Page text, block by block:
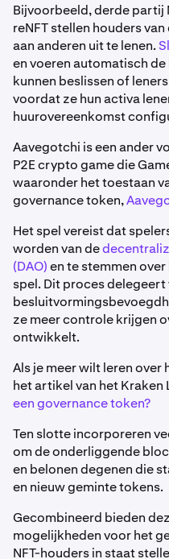
Bijvoorbeeld, derde partij
reNFT stellen houders
aan anderen uit te lenen.
en voeren automatisch
kunnen beslissen of
voordat ze hun activa
huurovereenkomst
Aavegotchi is een ander
P2E crypto game die
waaronder het toestaan
governance token,
Het spel vereist dat
worden van de
(DAO)en te stemmen
spel. Dit proces
ze meer controle krijgen
ontwikkelt.
Als je meer wilt leren
het artikel van het Kraken
een governance token?
Ten slotte incorporeren
om de onderliggende
en belonen degenen die
en nieuw geminte tokens.
Gecombineerd bieden
mogelijkheden voor het
NFT-houders in staat